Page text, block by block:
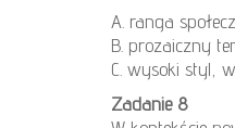
A. ranga
B. prozaiczny
C. wysoki styl,
Zadanie 8